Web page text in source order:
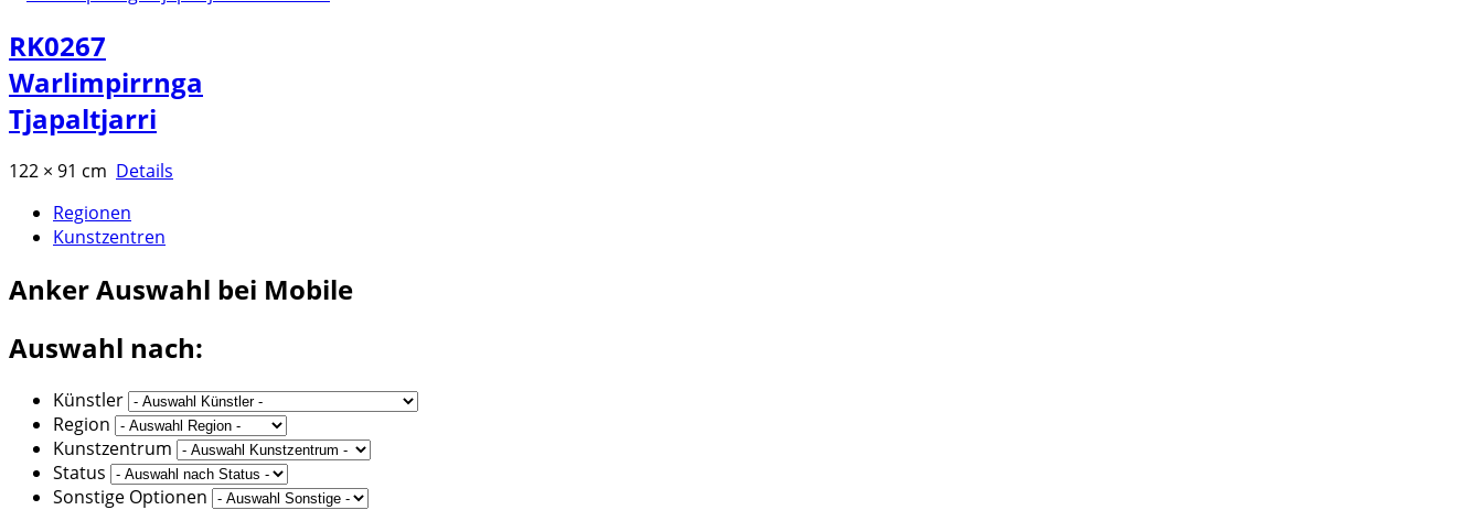
RK0267
Warlimpirrnga
Tjapaltjarri
122 × 91 cm Details
Regionen
Kunstzentren
AnkerAuswahl bei Mobile
Auswahl nach:
Künstler
Region
Kunstzentrum
Status
Sonstige Optionen